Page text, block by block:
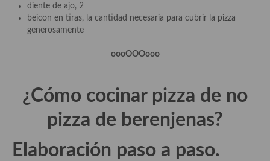
Ensaladas
Quínoa
diente de ajo, 2
beicon en tiras, la cantidad necesaria para cubrir la pizza
generosamente
oooOOOooo
¿Cómo cocinar pizza de no
pizza de berenjenas?
Elaboración paso a paso.